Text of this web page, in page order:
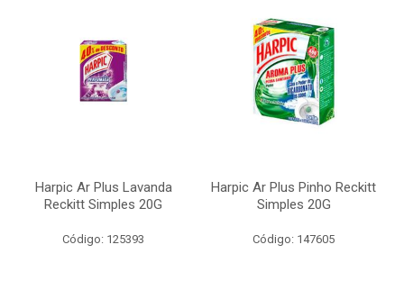
Harpic Ar Plus Lavanda
Reckitt Simples 20G
Código: 125393
Harpic Ar Plus Pinho Reckitt
Simples 20G
Código: 147605